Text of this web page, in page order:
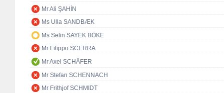
Mr Ali ŞAHİN
Ms Ulla SANDBÆK
Ms Selin SAYEK BÖKE
Mr Filippo SCERRA
Mr Axel SCHÄFER
Mr Stefan SCHENNACH
Mr Frithjof SCHMIDT